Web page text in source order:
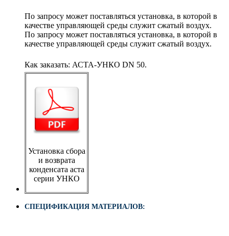
По запросу может поставляться установка, в которой в
качестве управляющей среды служит сжатый воздух.
По запросу может поставляться установка, в которой в
качестве управляющей среды служит сжатый воздух.
Как заказать: АСТА-УНКО DN 50.
Установка сбора
и возврата
конденсата аста
серии УНКО
СПЕЦИФИКАЦИЯ МАТЕРИАЛОВ: